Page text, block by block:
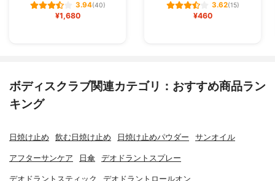
3.94(40)
¥1,680
3.62(15)
¥460
ボディスクラブ関連カテゴリ：おすすめ商品ラン
キング
日焼け止め 飲む日焼け止め 日焼け止めパウダー サンオイル
アフターサンケア 日傘 デオドラントスプレー
デオドラントスティック デオドラントロールオン